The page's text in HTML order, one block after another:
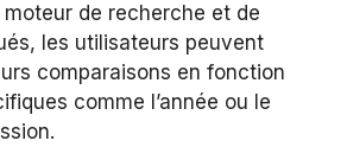
moteur de recherche et de
les utilisateurs peuvent
comparaisons en fonction
comme l’année ou le